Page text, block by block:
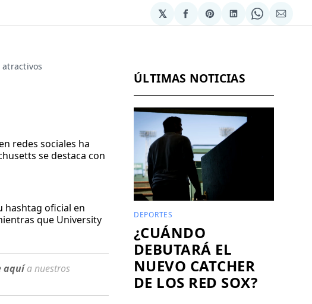
𝕏
Compartir
en
Share
on
Compartir
en
Share
on
via
redes sociales ha
se destaca con
hashtag oficial en
que University
aquía nuestros
ÚLTIMAS NOTICIAS
DEPORTES
¿CUÁNDO
DEBUTARÁ EL
NUEVO CATCHER
DE LOS RED SOX?